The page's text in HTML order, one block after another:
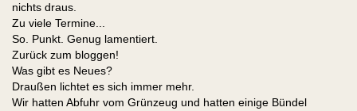
nichts draus.
Zu viele Termine...
So. Punkt. Genug lamentiert.
Zurück zum bloggen!
Was gibt es Neues?
Draußen lichtet es sich immer mehr.
Wir hatten Abfuhr vom Grünzeug und hatten einige Bündel